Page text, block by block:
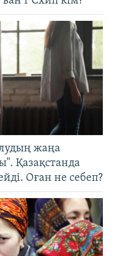
жаңа
Қазақстанда
Оған не себеп?